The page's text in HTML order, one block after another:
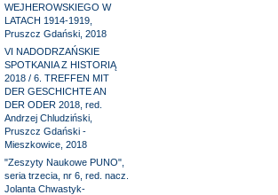
WEJHEROWSKIEGO W
LATACH 1914-1919,
Pruszcz Gdański, 2018
VI NADODRZAŃSKIE
SPOTKANIA Z HISTORIĄ
2018 / 6. TREFFEN MIT
DER GESCHICHTE AN
DER ODER 2018, red.
Andrzej Chludziński,
Pruszcz Gdański -
Mieszkowice, 2018
"Zeszyty Naukowe PUNO",
seria trzecia, nr 6, red. nacz.
Jolanta Chwastyk-